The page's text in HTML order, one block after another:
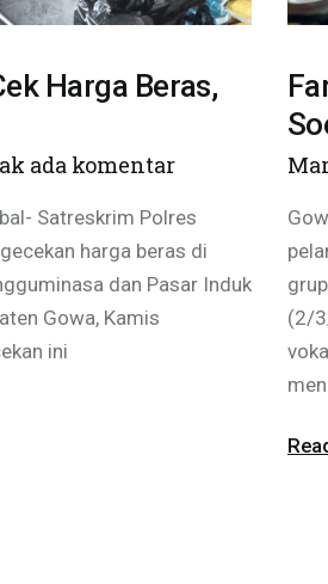
Harga Beras,
ada komentar
Satreskrim Polres
harga beras di
dan Pasar Induk
Gowa, Kamis
ini
(2/